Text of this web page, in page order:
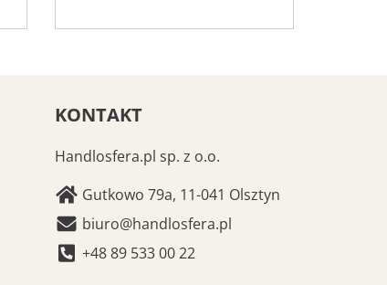
KONTAKT
Handlosfera.pl sp. z o.o.
Gutkowo 79a, 11-041 Olsztyn
biuro@handlosfera.pl
+48 89 533 00 22